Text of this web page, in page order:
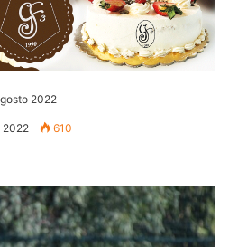
2022
2022 610